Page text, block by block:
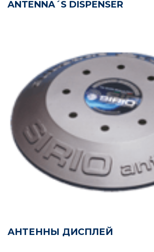
ANTENNA´S DISPENSER
АНТЕННЫ ДИСПЛЕЙ